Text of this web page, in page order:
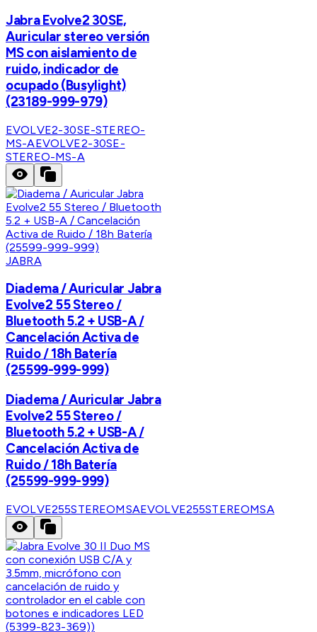
Jabra Evolve2 30SE,
Auricular stereo versión
MS con aislamiento de
ruido, indicador de
ocupado (Busylight)
(23189-999-979)
EVOLVE2-30SE-STEREO-
MS-AEVOLVE2-30SE-
STEREO-MS-A
JABRA
Diadema / Auricular Jabra
Evolve2 55 Stereo /
Bluetooth 5.2 + USB-A /
Cancelación Activa de
Ruido / 18h Batería
(25599-999-999)
Diadema / Auricular Jabra
Evolve2 55 Stereo /
Bluetooth 5.2 + USB-A /
Cancelación Activa de
Ruido / 18h Batería
(25599-999-999)
EVOLVE255STEREOMSAEVOLVE255STEREOMSA